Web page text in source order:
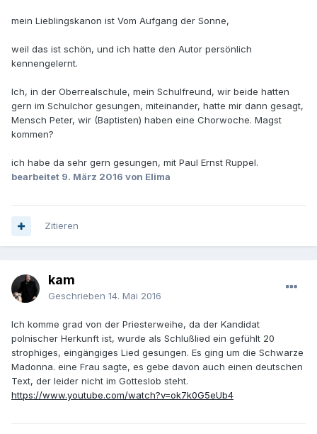
mein Lieblingskanon ist Vom Aufgang der Sonne,
weil das ist schön, und ich hatte den Autor persönlich
kennengelernt.
Ich, in der Oberrealschule, mein Schulfreund, wir beide hatten
gern im Schulchor gesungen, miteinander, hatte mir dann gesagt,
Mensch Peter, wir (Baptisten) haben eine Chorwoche. Magst
kommen?
ich habe da sehr gern gesungen, mit Paul Ernst Ruppel.
bearbeitet 9. März 2016 von Elima
Zitieren
kam
Geschrieben 14. Mai 2016
Ich komme grad von der Priesterweihe, da der Kandidat
polnischer Herkunft ist, wurde als Schlußlied ein gefühlt 20
strophiges, eingängiges Lied gesungen. Es ging um die Schwarze
Madonna. eine Frau sagte, es gebe davon auch einen deutschen
Text, der leider nicht im Gotteslob steht.
https://www.youtube.com/watch?v=ok7k0G5eUb4